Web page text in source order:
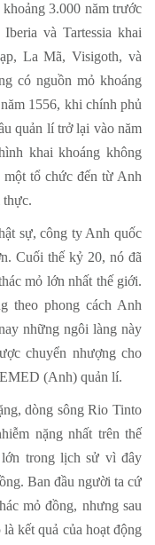
3.000 năm trước
và Tartessia khai
La Mã, Visigoth, và
có nguồn mỏ khoáng
1556, khi chính phủ
quản lí trở lại vào năm
khai khoáng không
tổ chức đến từ Anh
thực.
sự, công ty Anh quốc
Cuối thế kỷ 20, nó đã
mỏ lớn nhất thế giới.
theo phong cách Anh
những ngôi làng này
chuyển nhượng cho
(Anh) quản lí.
dòng sông Rio Tinto
nặng nhất trên thế
trong lịch sử vì đây
Ban đầu người ta cứ
mỏ đồng, nhưng sau
kết quả của hoạt động